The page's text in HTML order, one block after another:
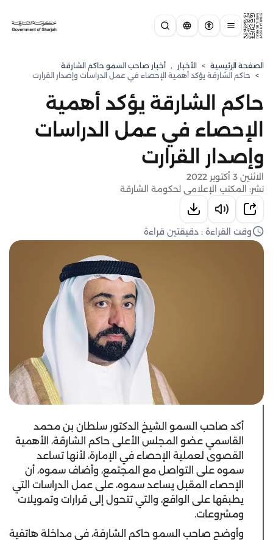
الصفحة الرئيسية > الأخبار , أخبار صاحب السمو حاكم الشارقة
> حاكم الشارقة يؤكد أهمية الإحصاء في عمل الدراسات وإصدار القرارت
حاكم الشارقة يؤكد أهمية
الإحصاء في عمل الدراسات
وإصدار القرارت
الاثنين 3 أكتوبر 2022
نشر: المكتب الإعلامي لحكومة الشارقة
وقت القراءة : دقيقتين قراءة
أكد صاحب السمو الشيخ الدكتور سلطان بن محمد
القاسمي عضو المجلس الأعلى حاكم الشارقة، الأهمية
القصوى لعملية الإحصاء في الإمارة، لأنها تساعد
سموه على التواصل مع المجتمع، وأضاف سموه، أن
الإحصاء المقبل يساعد سموه، على عمل الدراسات التي
يطبقها على الواقع، والتي تتحول إلى قرارات وتمويلات
ومشروعات.
وأوضح صاحب السمو حاكم الشارقة، في مداخلة هاتفية